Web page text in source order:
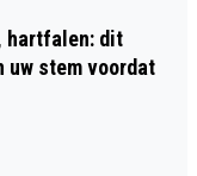
hartfalen: dit
uw stem voordat